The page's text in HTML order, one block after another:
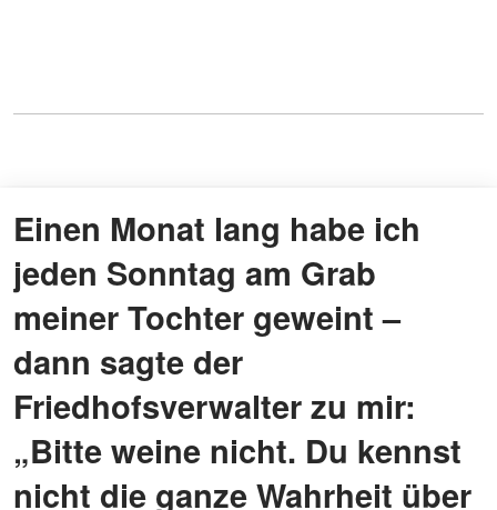
Einen Monat lang habe ich
jeden Sonntag am Grab
meiner Tochter geweint –
dann sagte der
Friedhofsverwalter zu mir:
„Bitte weine nicht. Du kennst
nicht die ganze Wahrheit über